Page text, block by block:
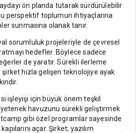
ön planda tutarak sürdürülebilir
perspektif toplumun ihtiyaçlarına
sunmasına olanak tanır.
sorumluluk projeleriyle de çevresel
hedefler. Böylece sadece
de yaratır. Sürekli ilerleme
hızla gelişen teknolojiye ayak
işleyişi için büyük önem teşkil
yetenek havuzunu sürekli geliştirmek
gibi özel programlar sayesinde
açar. Şirket; yazılım